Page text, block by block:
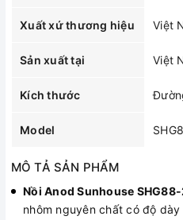
Xuất xứ thương hiệu Việt
Sản xuất tại Việt
Kích thước
Model
MÔ TẢ SẢN PHẨM
Nồi Anod Sunhouse
nhôm nguyên chất có độ